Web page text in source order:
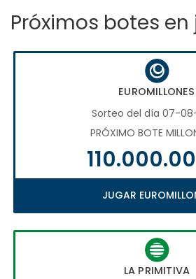
Próximos botes
EUROMILLONES
Sorteo del día 07-
PRÓXIMO BOTE
JUGAR
LA PRIMITIVA